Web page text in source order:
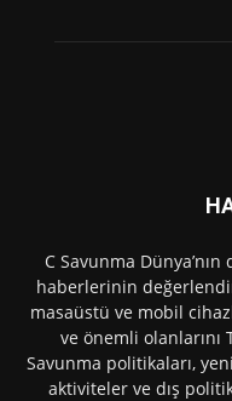
C Savunma
haberlerinin
masaüstü ve mobil
ve önemli olanlarını
Savunma politikaları,
aktiviteler ve dış